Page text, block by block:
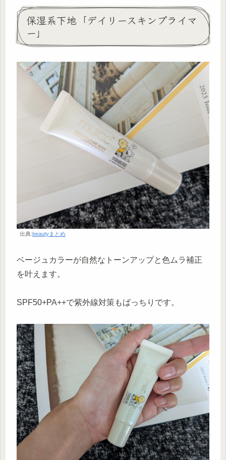
保湿系下地「デイリースキンプライマ
ー」
出典:beautyまとめ
ベージュカラーが自然なトーンアップと色ムラ補正
を叶えます。
SPF50+PA++で紫外線対策もばっちりです。